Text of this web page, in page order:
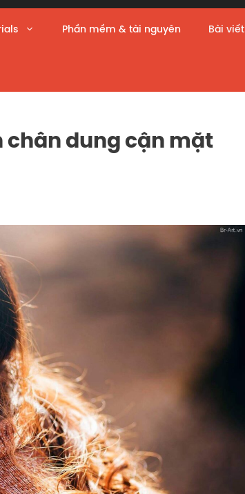
Phần mềm & tài nguyên Bài viết
chân dung cận mặt